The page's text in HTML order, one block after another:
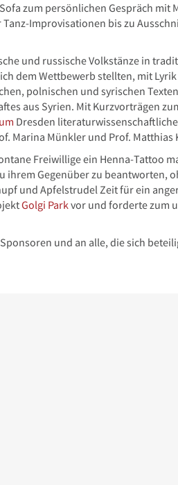
zum persönlichen Gespräch mit
Improvisationen bis zu
und russische Volkstänze in
dem Wettbewerb stellten, mit
polnischen und syrischen
aus Syrien. Mit Kurzvorträgen
Dresden
Marina Münkler und Prof. Matthias
Freiwillige ein Henna-Tattoo
ihrem Gegenüber zu beantworten,
und Apfelstrudel Zeit für ein
Golgi Park vor und forderte zum
und an alle, die sich